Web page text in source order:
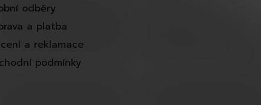
odběry
a platba
a reklamace
podmínky